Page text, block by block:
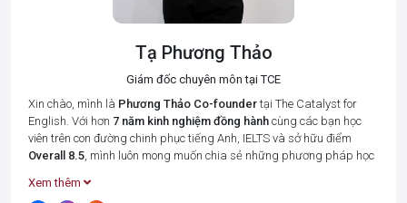
Tạ Phương Thảo
Giám đốc chuyên môn tại TCE
Xin chào, mình là Phương Thảo Co-foundertại The Catalyst for
English. Với hơn 7 năm kinh nghiệm đồng hànhcùng các bạn học
viên trên con đường chinh phục tiếng Anh, IELTS và sở hữu điểm
Overall 8.5, mình luôn mong muốn chia sẻ những phương pháp học
quả cao.
Xem thêm